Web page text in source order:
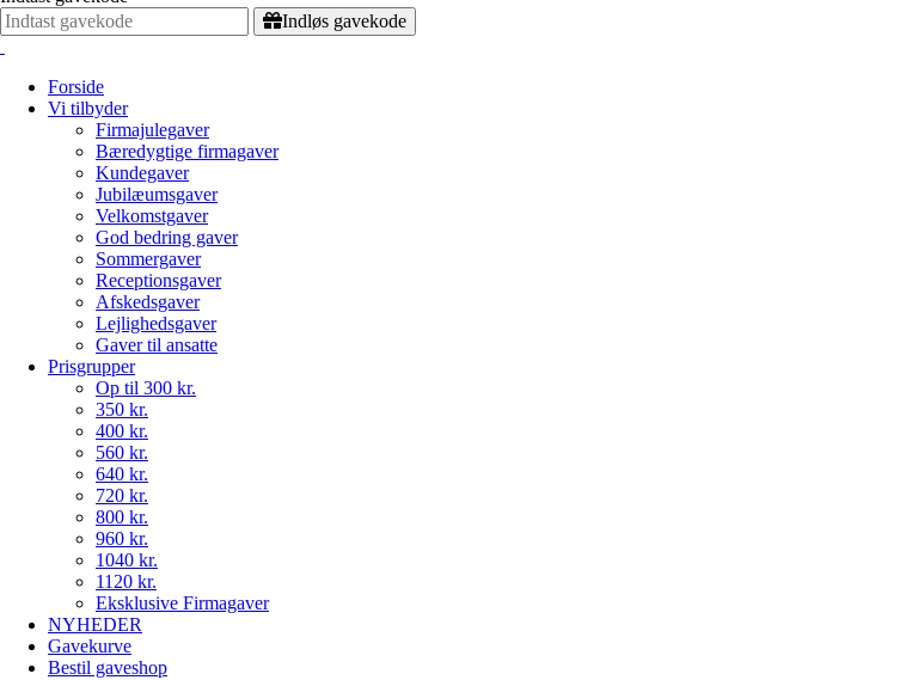
Indløs gavekode
Forside
Vi tilbyder
Firmajulegaver
Bæredygtige firmagaver
Kundegaver
Jubilæumsgaver
Velkomstgaver
God bedring gaver
Sommergaver
Receptionsgaver
Afskedsgaver
Lejlighedsgaver
Gaver til ansatte
Prisgrupper
Op til 300 kr.
350 kr.
400 kr.
560 kr.
640 kr.
720 kr.
800 kr.
960 kr.
1040 kr.
1120 kr.
Eksklusive Firmagaver
NYHEDER
Gavekurve
Bestil gaveshop